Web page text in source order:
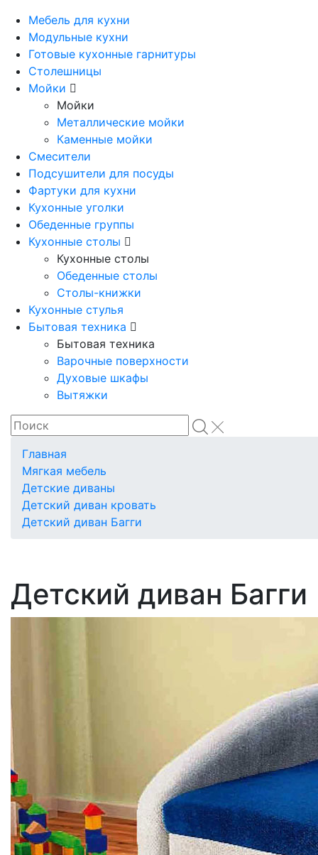
Мебель для кухни
Модульные кухни
Готовые кухонные гарнитуры
Столешницы
Мойки
Мойки
Металлические мойки
Каменные мойки
Смесители
Подсушители для посуды
Фартуки для кухни
Кухонные уголки
Обеденные группы
Кухонные столы
Кухонные столы
Обеденные столы
Столы-книжки
Кухонные стулья
Бытовая техника
Бытовая техника
Варочные поверхности
Духовые шкафы
Вытяжки
Главная
Мягкая мебель
Детские диваны
Детский диван кровать
Детский диван Багги
Детский диван Багги